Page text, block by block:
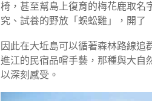
椅，甚至幫島上復育的梅花鹿取名
究、試養的野放「蜈蚣雞」，開了
因此在大坵島可以循著森林路線追
進江的民宿品嚐手藝，那種與大自
以深刻感受。